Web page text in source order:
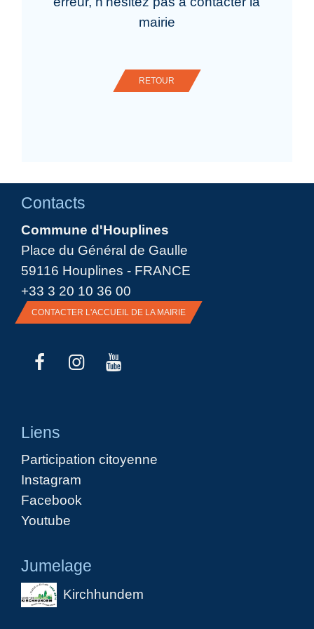
mairie
RETOUR
Contacts
Commune d'Houplines
Place du Général de Gaulle
59116 Houplines - FRANCE
+33 3 20 10 36 00
CONTACTER L'ACCUEIL DE LA MAIRIE
Liens
Participation citoyenne
Instagram
Facebook
Youtube
Jumelage
Kirchhundem